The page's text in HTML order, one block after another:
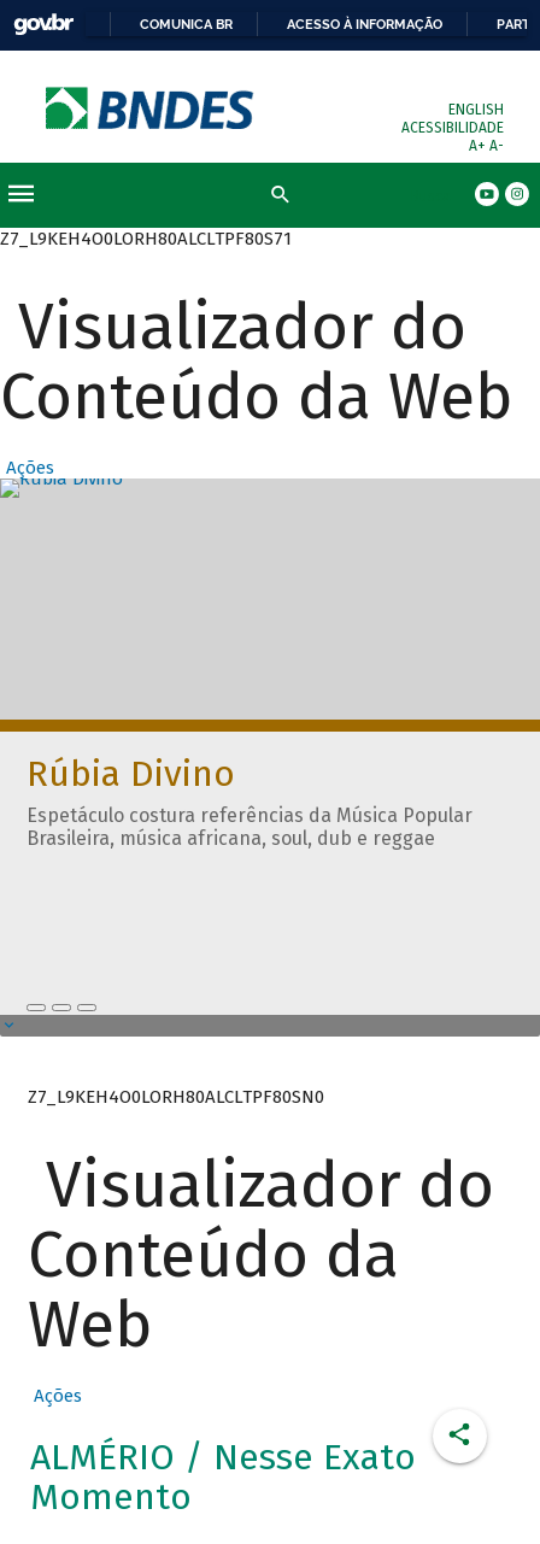
COMUNICA BR ACESSO À INFORMAÇÃO
ENGLISH
ACESSIBILIDADE
A+ A-
Z7_L9KEH4O0LORH80ALCLTPF80S71
Visualizador do
Conteúdo da Web
Ações
Destaques
Rúbia Divino
Espetáculo costura referências da Música Popular
Brasileira, música africana, soul, dub e reggae
Z7_L9KEH4O0LORH80ALCLTPF80SN0
Visualizador do
Conteúdo da
Web
Ações
ALMÉRIO / Nesse Exato
Momento